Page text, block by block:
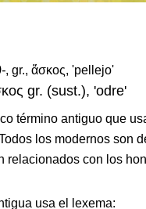
, gr., ἄσκος, 'pellejo'
gr. (sust.), 'odre'
término antiguo que
los modernos son
relacionados con los
usa el lexema: